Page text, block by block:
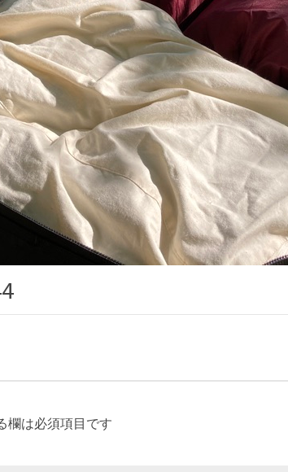
欄は必須項目です